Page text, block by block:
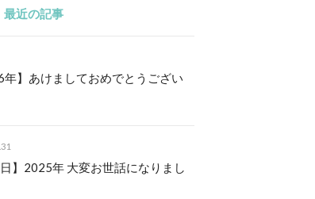
最近の記事
年】あけましておめでとうござい
日】2025年 大変お世話になりまし